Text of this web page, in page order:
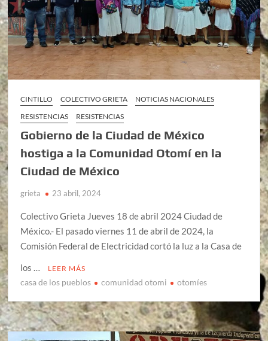
CINTILLO COLECTIVO GRIETA
NOTICIAS NACIONALES
RESISTENCIAS
RESISTENCIAS
Gobierno de la Ciudad de México
hostiga a la Comunidad Otomí en la
Ciudad de México
grieta 23 abril, 2024
Colectivo Grieta Jueves 18 de abril 2024 Ciudad de
México.- El pasado viernes 11 de abril de 2024, la
Comisión Federal de Electricidad cortó la luz a la Casa de
los …
LEER MÁS
casa de los pueblos comunidad otomi otomíes